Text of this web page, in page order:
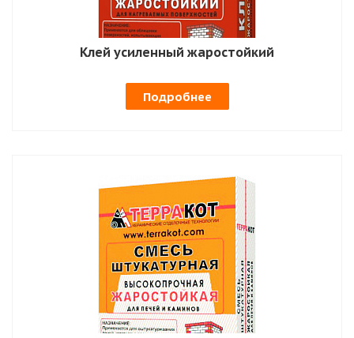
Клей усиленный жаростойкий
Подробнее